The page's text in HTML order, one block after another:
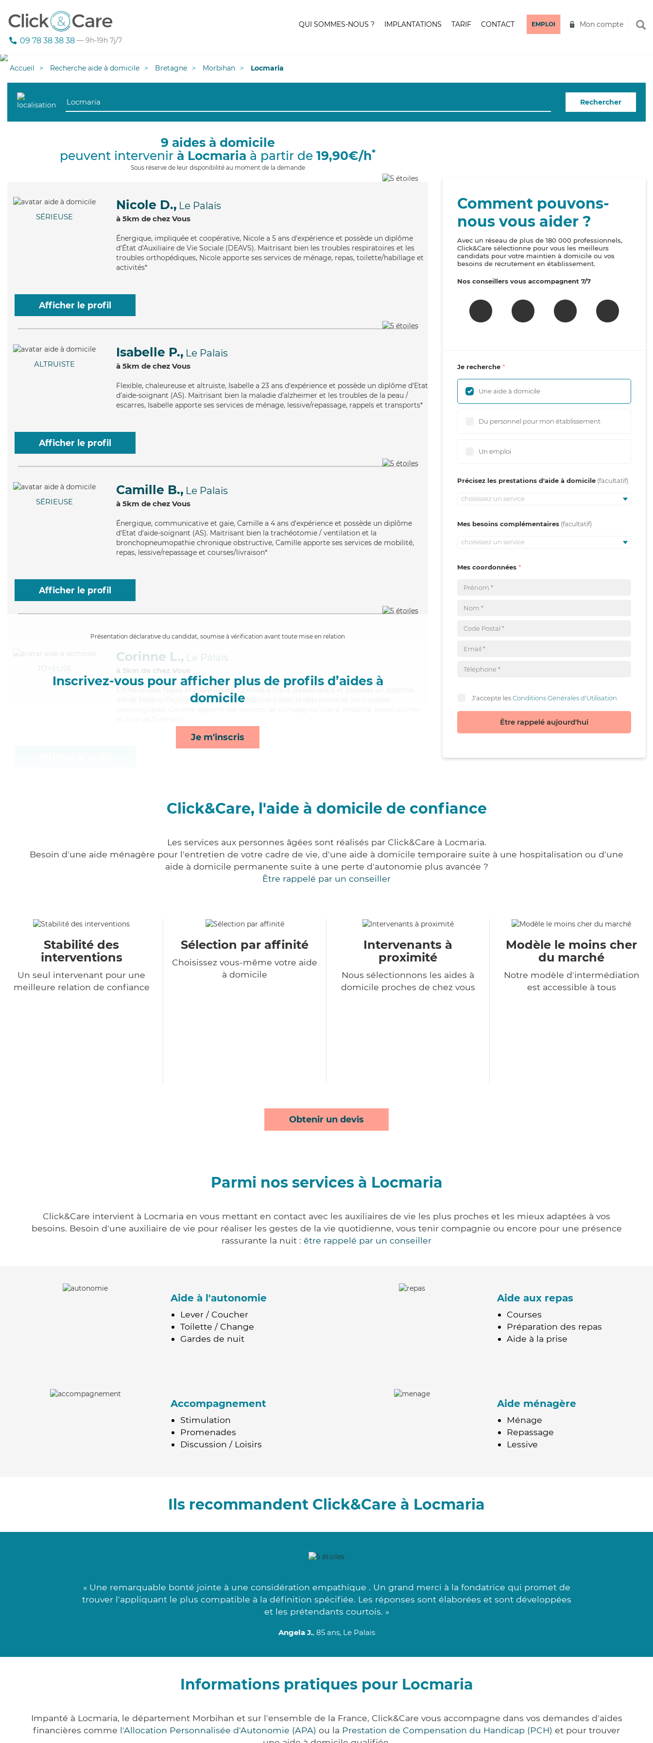
09 78 38 38 38 — 9h-19h 7j/7
QUI SOMMES-NOUS ? IMPLANTATIONS TARIF CONTACT EMPLOI Mon compte
Accueil Recherche aide à domicile Bretagne Morbihan Locmaria
Rechercher
9 aides à domicile
peuvent intervenir à Locmaria à partir de 19,90€/h*
Sous réserve de leur disponibilité au moment de la demande
SÉRIEUSE
Nicole D., Le Palais
à 5km de chez Vous
Énergique, impliquée et coopérative, Nicole a 5 ans d'expérience et possède un diplôme
d'État d'Auxiliaire de Vie Sociale (DEAVS). Maitrisant bien les troubles respiratoires et les
troubles orthopédiques, Nicole apporte ses services de ménage, repas, toilette/habillage et
activités*
Afficher le profil
ALTRUISTE
Isabelle P., Le Palais
à 5km de chez Vous
Flexible, chaleureuse et altruiste, Isabelle a 23 ans d'expérience et possède un diplôme d'Etat
d'aide-soignant (AS). Maitrisant bien la maladie d'alzheimer et les troubles de la peau /
escarres, Isabelle apporte ses services de ménage, lessive/repassage, rappels et transports*
Afficher le profil
SÉRIEUSE
Camille B., Le Palais
à 5km de chez Vous
Énergique, communicative et gaie, Camille a 4 ans d'expérience et possède un diplôme
d'Etat d'aide-soignant (AS). Maitrisant bien la trachéotomie / ventilation et la
bronchopneumopathie chronique obstructive, Camille apporte ses services de mobilité,
repas, lessive/repassage et courses/livraison*
Afficher le profil
Présentation déclarative du candidat, soumise à vérification avant toute mise en relation
Inscrivez-vous pour afficher plus de profils d’aides à
domicile
Je m'inscris
JOYEUSE
Corinne L., Le Palais
à 5km de chez Vous
Enthousiaste
, fiable et chaleureuse, Corinne a 11 ans d'expérience et possède un diplôme
d'Aide Médico-Psychologique (AMP). Maitrisant bien la dépression et les troubles
Comment pouvons-
nous vous aider ?
Avec un réseau de plus de 180 000 professionnels,
Click&Care sélectionne pour vous les meilleurs
candidats pour votre maintien à domicile ou vos
besoins de recrutement en établissement.
Nos conseillers vous accompagnent 7/7
Je recherche
Une aide à domicile
Du personnel pour mon établissement
Un emploi
Précisez les prestations d'aide à domicile
choisissez un service
Mes besoins complémentaires
choisissez un service
Mes coordonnées
J'accepte lesConditions Générales d'Utilisation
Être rappelé aujourd'hui
Click&Care, l'aide à domicile de confiance
Les services aux personnes âgées sont réalisés par Click&Care à Locmaria.
Besoin d'une aide ménagère pour l'entretien de votre cadre de vie, d'une aide à domicile temporaire suite à une hospitalisation ou d'une
aide à domicile permanente suite à une perte d'autonomie plus avancée ?
Être rappelé par un conseiller
Stabilité des
interventions
Un seul intervenant pour une
meilleure relation de confiance
Sélection par affinité
Choisissez vous-même votre aide
à domicile
Intervenants à
proximité
Nous sélectionnons les aides à
domicile proches de chez vous
Modèle le moins cher
du marché
Notre modèle d'intermédiation
est accessible à tous
Obtenir un devis
Parmi nos services à Locmaria
Click&Care intervient à Locmaria en vous mettant en contact avec les auxiliaires de vie les plus proches et les mieux adaptées à vos
besoins. Besoin d'une auxiliaire de vie pour réaliser les gestes de la vie quotidienne, vous tenir compagnie ou encore pour une présence
rassurante la nuit : être rappelé par un conseiller
Aide à l'autonomie
Lever / Coucher
Toilette / Change
Gardes de nuit
Aide aux repas
Courses
Préparation des repas
Aide à la prise
Accompagnement
Stimulation
Promenades
Discussion / Loisirs
Aide ménagère
Ménage
Repassage
Lessive
Ils recommandent Click&Care à Locmaria
« Une remarquable bonté jointe à une considération empathique . Un grand merci à la fondatrice qui promet de
trouver l'appliquant le plus compatible à la définition spécifiée. Les réponses sont élaborées et sont développées
et les prétendants courtois. »
Angela J., 85 ans, Le Palais
Informations pratiques pour Locmaria
Impanté à Locmaria, le département Morbihan et sur l'ensemble de la France, Click&Care vous accompagne dans vos demandes d'aides
financières comme l'Allocation Personnalisée d'Autonomie (APA) ou la Prestation de Compensation du Handicap (PCH) et pour trouver